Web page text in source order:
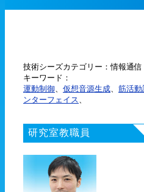
技術シーズカテゴリー
情報通信
キーワード
運動制御、 仮想音源生成、 筋活動
ンターフェイス、
研究室教職員